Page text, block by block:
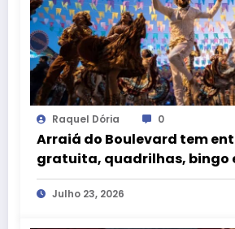
Raquel Dória 0
Arraiá do Boulevard tem
gratuita, quadrilhas, bingo
atrações para crianças
semana
Julho 23, 2026